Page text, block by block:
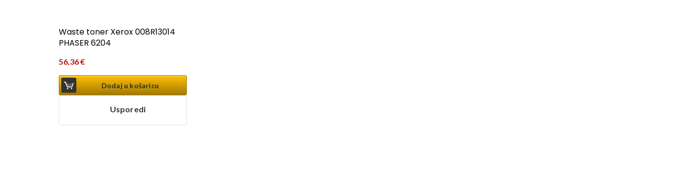
Waste toner Xerox 008R13014
PHASER 6204
56,36€
Dodaj u košaricu
Usporedi